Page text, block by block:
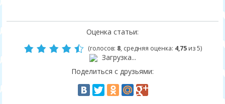
Оценка статьи:
(голосов: 8, средняя оценка: 4,75из 5)
Загрузка...
Поделиться с друзьями: